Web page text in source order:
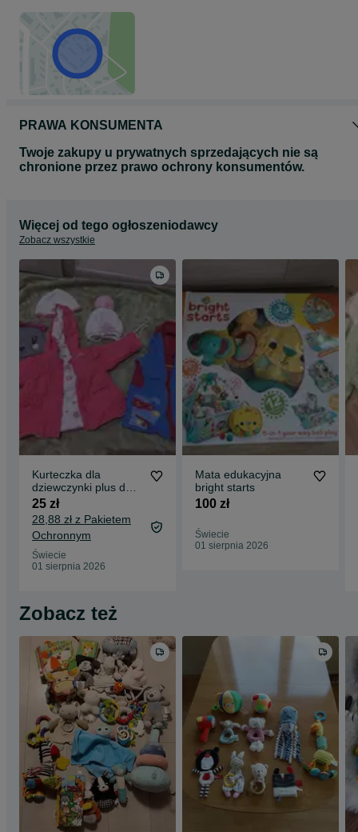
PRAWA KONSUMENTA
Twoje zakupy u prywatnych sprzedających nie są
chronione przez prawo ochrony konsumentów.
Więcej od tego ogłoszeniodawcy
Zobacz wszystkie
Kurteczka dla
dziewczynki plus dwie
czapeczki
25 zł
28,88 zł z Pakietem
Ochronnym
Świecie
01 sierpnia 2026
Mata edukacyjna
bright starts
100 zł
Świecie
01 sierpnia 2026
Zobacz też